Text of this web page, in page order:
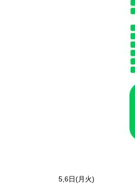
5,6日(月火)